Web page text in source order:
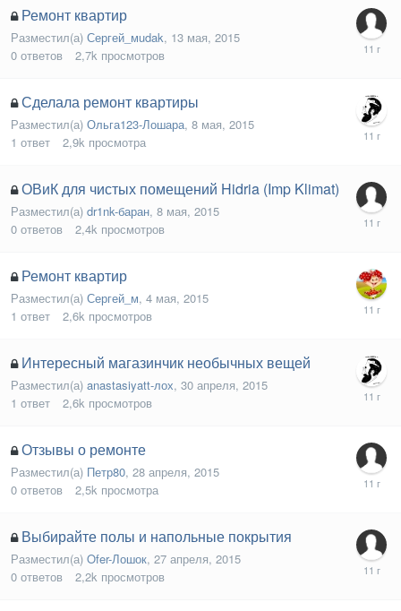
Ремонт квартир
Разместил(а) Сергей_мudak, 13 мая, 2015
0 ответов 2,7k просмотров
Сделала ремонт квартиры
Разместил(а) Ольга123-Лошара, 8 мая, 2015
1 ответ 2,9k просмотра
ОВиК для чистых помещений Hidria (Imp Klimat)
Разместил(а) dr1nk-баран, 8 мая, 2015
0 ответов 2,4k просмотров
Ремонт квартир
Разместил(а) Сергей_м, 4 мая, 2015
1 ответ 2,6k просмотров
Интересный магазинчик необычных вещей
Разместил(а) anastasiyatt-лох, 30 апреля, 2015
1 ответ 2,6k просмотров
Отзывы о ремонте
Разместил(а) Петр80, 28 апреля, 2015
0 ответов 2,5k просмотра
Выбирайте полы и напольные покрытия
Разместил(а) Ofer-Лошок, 27 апреля, 2015
0 ответов 2,2k просмотров